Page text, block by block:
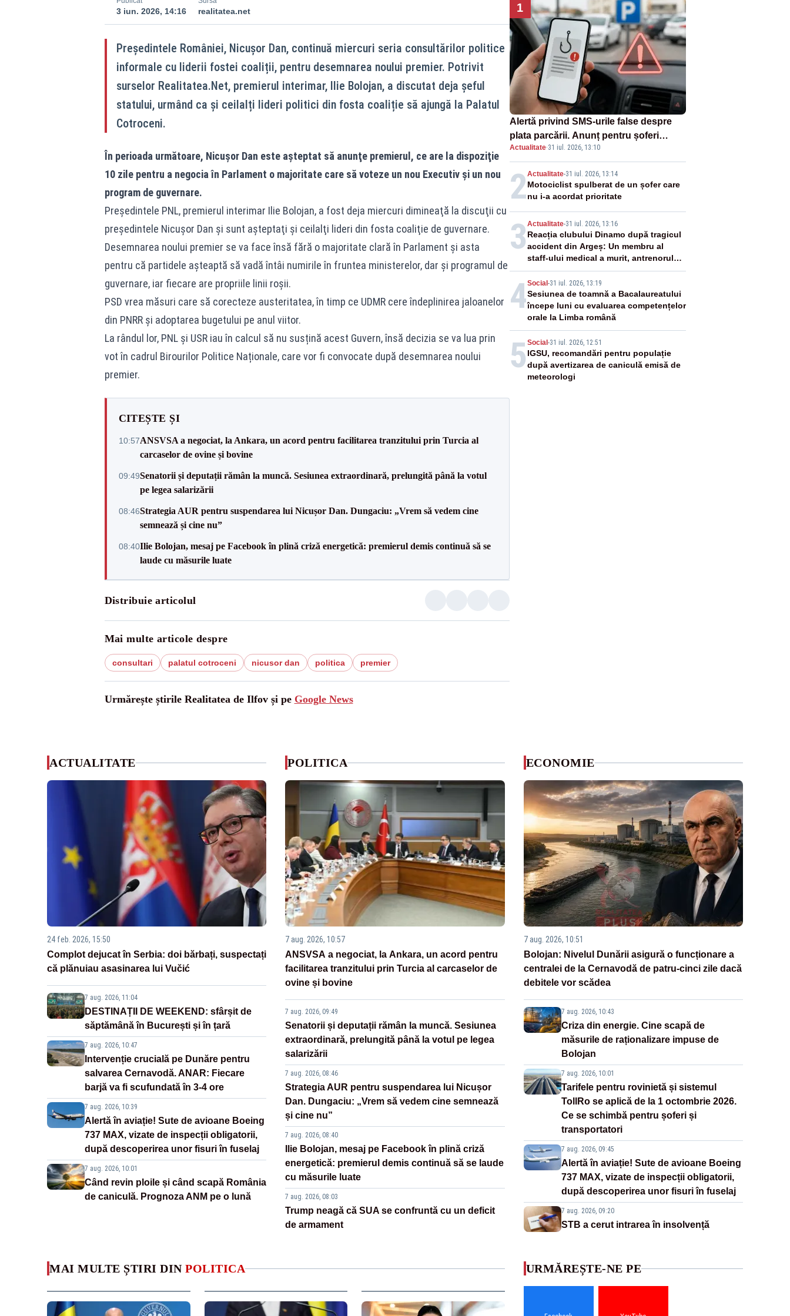
3 iun. 2026, 14:16 realitatea.net
Președintele României, Nicușor Dan, continuă miercuri seria consultărilor politice
informale cu liderii fostei coaliții, pentru desemnarea noului premier. Potrivit
surselor Realitatea.Net, premierul interimar, Ilie Bolojan, a discutat deja șeful
statului, urmând ca și ceilalți lideri politici din fosta coaliție să ajungă la Palatul
Cotroceni.
În perioada următoare, Nicușor Dan este aşteptat să anunţe premierul, ce are la dispoziţie
10 zile pentru a negocia în Parlament o majoritate care să voteze un nou Executiv şi un nou
program de guvernare.
Preşedintele PNL, premierul interimar Ilie Bolojan, a fost deja miercuri dimineaţă la discuţii cu
preşedintele Nicuşor Dan şi sunt aşteptaţi şi ceilalţi lideri din fosta coaliţie de guvernare.
Desemnarea noului premier se va face însă fără o majoritate clară în Parlament și asta
pentru că partidele așteaptă să vadă întâi numirile în fruntea ministerelor, dar și programul de
guvernare, iar fiecare are propriile linii roșii.
PSD vrea măsuri care să corecteze austeritatea, în timp ce UDMR cere îndeplinirea jaloanelor
din PNRR și adoptarea bugetului pe anul viitor.
La rândul lor, PNL și USR iau în calcul să nu susțină acest Guvern, însă decizia se va lua prin
vot în cadrul Birourilor Politice Naționale, care vor fi convocate după desemnarea noului
premier.
CITEȘTE ȘI
10:57ANSVSA a negociat, la Ankara, un acord pentru facilitarea tranzitului prin Turcia al
carcaselor de ovine și bovine
09:49Senatorii și deputații rămân la muncă. Sesiunea extraordinară, prelungită până la votul
pe legea salarizării
08:46Strategia AUR pentru suspendarea lui Nicușor Dan. Dungaciu: „Vrem să vedem cine
semnează și cine nu”
08:40Ilie Bolojan, mesaj pe Facebook în plină criză energetică: premierul demis continuă să se
laude cu măsurile luate
Distribuie articolul
Mai multe articole despre
consultari palatul cotroceni nicusor dan politica premier
Urmărește știrile Realitatea de Ilfov și pe Google News
1
Alertă privind SMS-urile false despre
plata parcării. Anunț pentru șoferi
asupra unei noi metode de fraudă
online
Actualitate·31 iul. 2026, 13:10
2Actualitate-31 iul. 2026, 13:14
Motociclist spulberat de un șofer care
nu i-a acordat prioritate
3 Actualitate-31 iul. 2026, 13:16
Reacția clubului Dinamo după tragicul
accident din Argeș: Un membru al
staff-ului medical a murit, antrenorul
Adrian Ropotan este în spital
4Social -31 iul. 2026, 13:19
Sesiunea de toamnă a Bacalaureatului
începe luni cu evaluarea competențelor
orale la Limba română
5 Social -31 iul. 2026, 12:51
IGSU, recomandări pentru populație
după avertizarea de caniculă emisă de
meteorologi
ACTUALITATE
24 feb. 2026, 15:50
Complot dejucat în Serbia: doi bărbați, suspectați
că plănuiau asasinarea lui Vučić
7 aug. 2026, 11:04
DESTINAȚII DE WEEKEND: sfârșit de
săptămână în București și în țară
7 aug. 2026, 10:47
Intervenție crucială pe Dunăre pentru
salvarea Cernavodă. ANAR: Fiecare
barjă va fi scufundată în 3-4 ore
7 aug. 2026, 10:39
Alertă în aviație! Sute de avioane Boeing
737 MAX, vizate de inspecții obligatorii,
după descoperirea unor fisuri în fuselaj
7 aug. 2026, 10:01
Când revin ploile și când scapă România
de caniculă. Prognoza ANM pe o lună
POLITICA
7 aug. 2026, 10:57
ANSVSA a negociat, la Ankara, un acord pentru
facilitarea tranzitului prin Turcia al carcaselor de
ovine și bovine
7 aug. 2026, 09:49
Senatorii și deputații rămân la muncă. Sesiunea
extraordinară, prelungită până la votul pe legea
salarizării
7 aug. 2026, 08:46
Strategia AUR pentru suspendarea lui Nicușor
Dan. Dungaciu: „Vrem să vedem cine semnează
și cine nu”
7 aug. 2026, 08:40
Ilie Bolojan, mesaj pe Facebook în plină criză
energetică: premierul demis continuă să se laude
cu măsurile luate
7 aug. 2026, 08:03
Trump neagă că SUA se confruntă cu un deficit
de armament
ECONOMIE
7 aug. 2026, 10:51
Bolojan: Nivelul Dunării asigură o funcționare a
centralei de la Cernavodă de patru-cinci zile dacă
debitele vor scădea
7 aug. 2026, 10:43
Criza din energie. Cine scapă de
măsurile de raționalizare impuse de
Bolojan
7 aug. 2026, 10:01
Tarifele pentru rovinietă și sistemul
TollRo se aplică de la 1 octombrie 2026.
Ce se schimbă pentru șoferi și
transportatori
7 aug. 2026, 09:45
Alertă în aviație! Sute de avioane Boeing
737 MAX, vizate de inspecții obligatorii,
după descoperirea unor fisuri în fuselaj
7 aug. 2026, 09:20
STB a cerut intrarea în insolvență
MAI MULTE ȘTIRI DIN POLITICA URMĂREȘTE-NE PE